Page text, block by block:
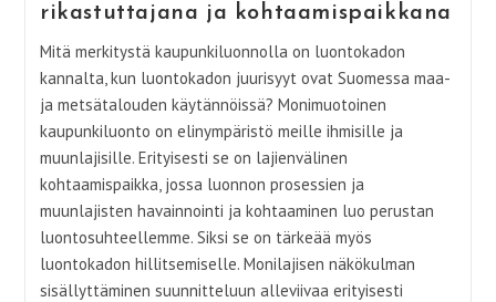
rikastuttajana ja kohtaamispaikkana
Mitä merkitystä kaupunkiluonnolla on luontokadon
kannalta, kun luontokadon juurisyyt ovat Suomessa maa-
ja metsätalouden käytännöissä? Monimuotoinen
kaupunkiluonto on elinympäristö meille ihmisille ja
muunlajisille. Erityisesti se on lajienvälinen
kohtaamispaikka, jossa luonnon prosessien ja
muunlajisten havainnointi ja kohtaaminen luo perustan
luontosuhteellemme. Siksi se on tärkeää myös
luontokadon hillitsemiselle. Monilajisen näkökulman
sisällyttäminen suunnitteluun alleviivaa erityisesti